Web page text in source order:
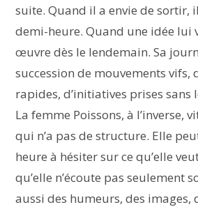
suite. Quand il a envie de sortir,
demi-heure. Quand une idée lui
œuvre dès le lendemain. Sa
succession de mouvements vifs,
rapides, d’initiatives prises
La femme Poissons, à l’inverse,
qui n’a pas de structure. Elle
heure à hésiter sur ce qu’elle
qu’elle n’écoute pas seulement
aussi des humeurs, des images,